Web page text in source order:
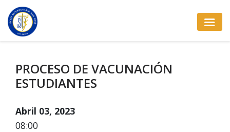
PROCESO DE VACUNACIÓN
ESTUDIANTES
Abril 03, 2023
08:00